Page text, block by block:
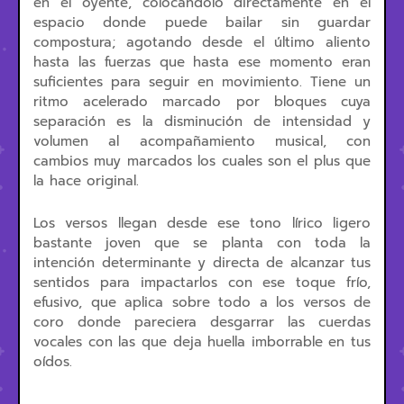
espacio donde puede bailar sin guardar
compostura; agotando desde el último aliento
hasta las fuerzas que hasta ese momento eran
suficientes para seguir en movimiento. Tiene un
ritmo acelerado marcado por bloques cuya
separación es la disminución de intensidad y
volumen al acompañamiento musical, con
cambios muy marcados los cuales son el plus que
la hace original.
Los versos llegan desde ese tono lírico ligero
bastante joven que se planta con toda la
intención determinante y directa de alcanzar tus
sentidos para impactarlos con ese toque frío,
efusivo, que aplica sobre todo a los versos de
coro donde pareciera desgarrar las cuerdas
vocales con las que deja huella imborrable en tus
oídos.